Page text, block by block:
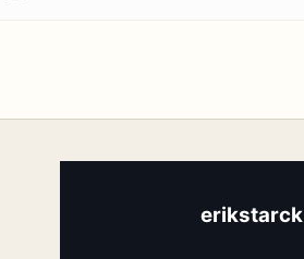
erikstarck